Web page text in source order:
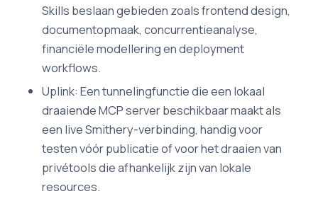
Skills beslaan gebieden zoals frontend design,
documentopmaak, concurrentieanalyse,
financiële modellering en deployment
workflows.
Uplink: Een tunnelingfunctie die een lokaal
draaiende MCP server beschikbaar maakt als
een live Smithery-verbinding, handig voor
testen vóór publicatie of voor het draaien van
privétools die afhankelijk zijn van lokale
resources.